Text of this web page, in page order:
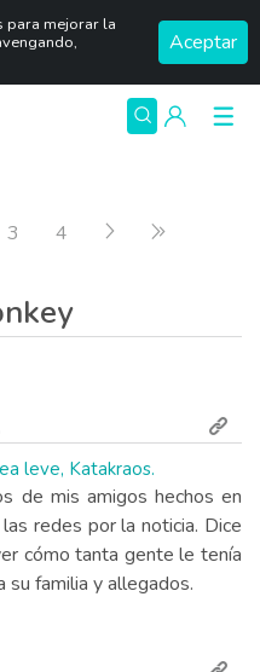
para mejorar la
Aceptar
3 4 Siguiente
leve, Katakraos.
de mis amigos hechos en
redes por la noticia. Dice
cómo tanta gente le tenía
su familia y allegados.